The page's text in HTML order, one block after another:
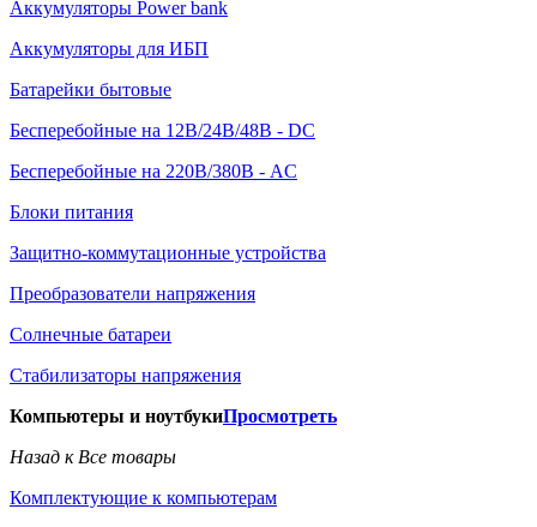
Аккумуляторы Power bank
Аккумуляторы для ИБП
Батарейки бытовые
Бесперебойные на 12В/24В/48В - DC
Бесперебойные на 220В/380В - AC
Блоки питания
Защитно-коммутационные устройства
Преобразователи напряжения
Солнечные батареи
Стабилизаторы напряжения
Компьютеры и ноутбукиПросмотреть
Назад к Все товары
Комплектующие к компьютерам